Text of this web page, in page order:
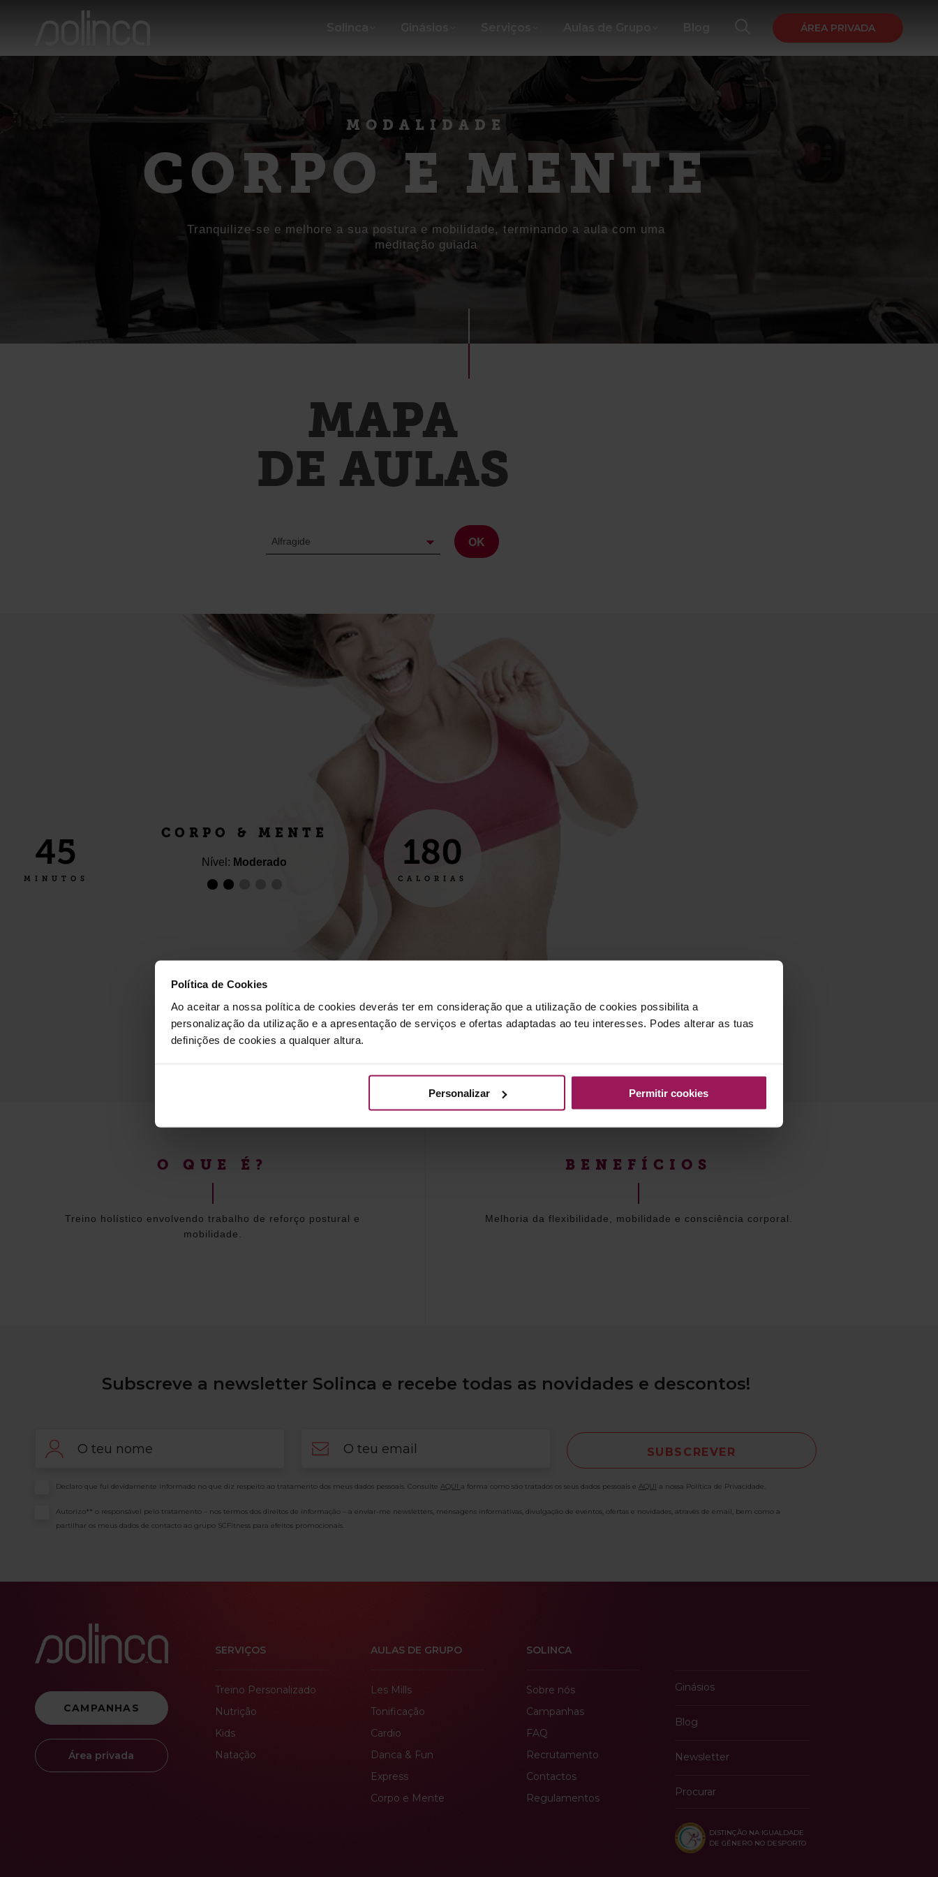
Política de Cookies
Ao aceitar a nossa política de cookies deverás ter em consideração que a utilização de cookies possibilita a
personalização da utilização e a apresentação de serviços e ofertas adaptadas ao teu interesses. Podes alterar as tuas
definições de cookies a qualquer altura.
Personalizar Permitir cookies
ÁREA PRIVADA
MODALIDADE
CORPO E MENTE
Tranquilize-se e melhore a sua postura e mobilidade, terminando a aula com uma
meditação guiada
MAPA
DE AULAS
Alfragide OK
45
MINUTOS
CORPO & MENTE
Nível: Moderado 180
CALORIAS
O QUE É?
Treino holístico envolvendo trabalho de reforço postural e
mobilidade.
BENEFÍCIOS
Melhoria da flexibilidade, mobilidade e consciência corporal.
Subscreve a newsletter Solinca e recebe todas as novidades e descontos!
Consentimento
Declaro que fui devidamente informado no que diz respeito ao tratamento dos meus dados pessoais. Consulte AQUI a forma como são tratados os seus dados pessoais e AQUI a nossa Política de Privacidade.
Consentimento
Autorizo** o responsável pelo tratamento – nos termos dos direitos de informação – a enviar-me newsletters, mensagens informativas, divulgação de eventos, ofertas e novidades, através de email, bem como a
partilhar os meus dados de contacto ao grupo SCFitness para efeitos promocionais.
CAMPANHAS
Área privada
SERVIÇOS
Treino Personalizado
Nutrição
Kids
Natação
AULAS DE GRUPO
Les Mills
Tonificação
Cardio
Danca & Fun
Express
Corpo e Mente
SOLINCA
Sobre nós
Campanhas
FAQ
Recrutamento
Contactos
Regulamentos
Ginásios
Blog
Newsletter
Procurar
DISTINÇÃO NA IGUALDADE
DE GÉNERO NO DESPORTO